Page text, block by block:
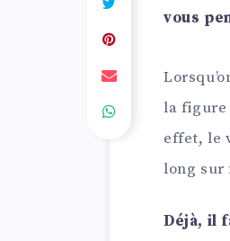
vous
la figure
effet, le
long sur
Déjà, il